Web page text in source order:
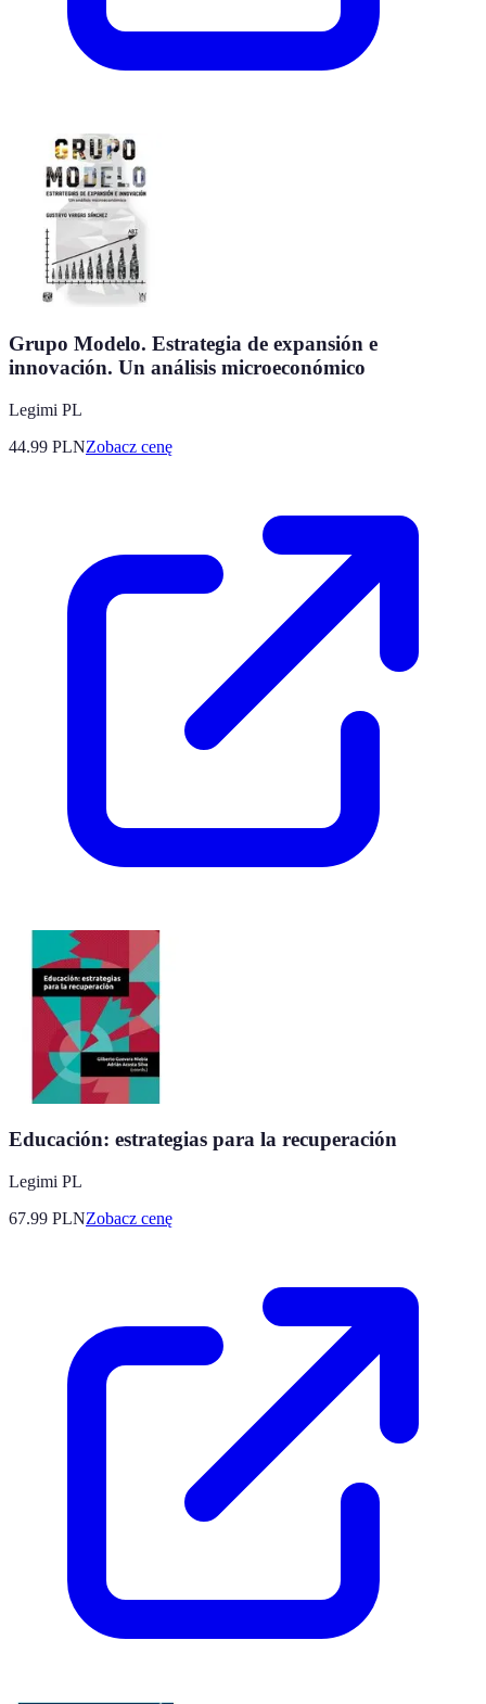
Grupo Modelo. Estrategia de expansión e
innovación. Un análisis microeconómico
Legimi PL
44.99 PLNZobacz cenę
Educación: estrategias para la recuperación
Legimi PL
67.99 PLNZobacz cenę